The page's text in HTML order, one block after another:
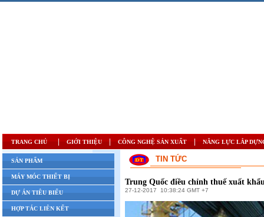
TRANG CHỦ GIỚI THIỆU CÔNG NGHỆ SẢN XUẤT NĂNG LỰC LẮP
SẢN PHẨM
MÁY MÓC THIẾT BỊ
DỰ ÁN TIÊU BIỂU
HỢP TÁC LIÊN KẾT
TIN TỨC
Trung Quốc điều chỉnh thuế xuất
27-12-2017 10:38:24 GMT +7